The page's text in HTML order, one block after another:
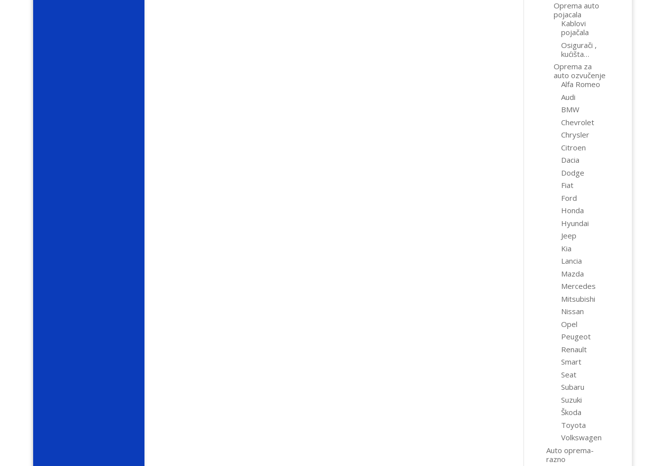
Oprema auto
pojacala
Kablovi
pojačala
Osigurači ,
kućišta…
Oprema za
auto ozvučenje
Alfa Romeo
Audi
BMW
Chevrolet
Chrysler
Citroen
Dacia
Dodge
Fiat
Ford
Honda
Hyundai
Jeep
Kia
Lancia
Mazda
Mercedes
Mitsubishi
Nissan
Opel
Peugeot
Renault
Smart
Seat
Subaru
Suzuki
Škoda
Toyota
Volkswagen
Auto oprema-
razno